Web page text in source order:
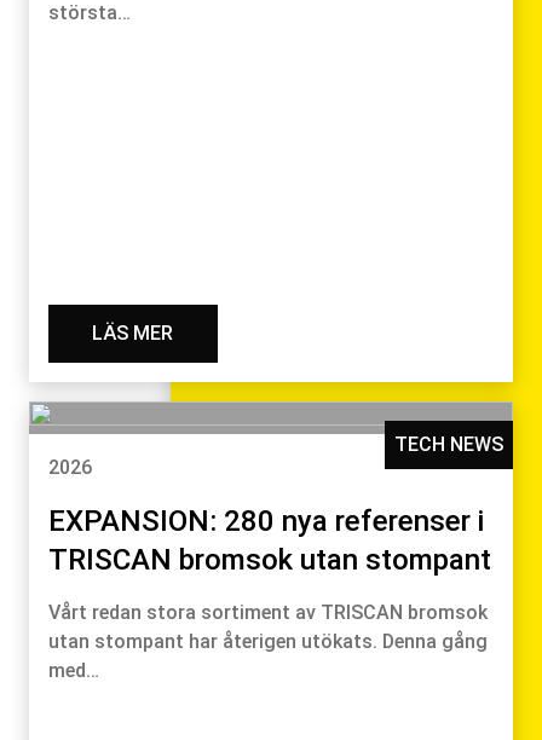
största…
LÄS MER
TECH NEWS
2026
EXPANSION: 280 nya referenser i
TRISCAN bromsok utan stompant
Vårt redan stora sortiment av TRISCAN bromsok
utan stompant har återigen utökats. Denna gång
med…